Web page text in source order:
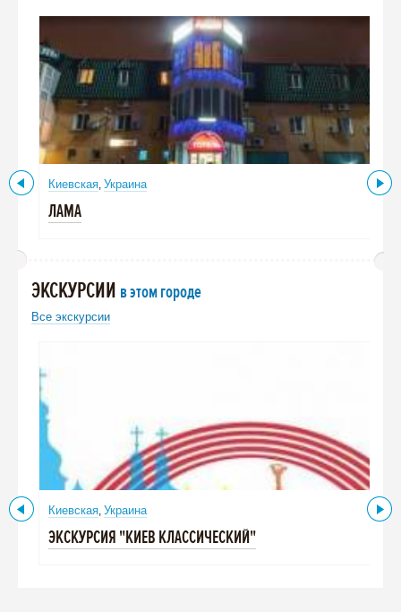
Киевская, Украина
ЛАМА
ЭКСКУРСИИ в этом городе
Все экскурсии
Киевская, Украина
ЭКСКУРСИЯ "КИЕВ КЛАССИЧЕСКИЙ"